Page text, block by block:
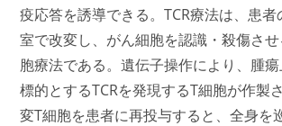
疫応答を誘導できる。TCR療法は、患
室で改変し、がん細胞を認識・殺傷さ
胞療法である。遺伝子操作により、腫
標的とするTCRを発現するT細胞が作製
変T細胞を患者に再投与すると、全身を